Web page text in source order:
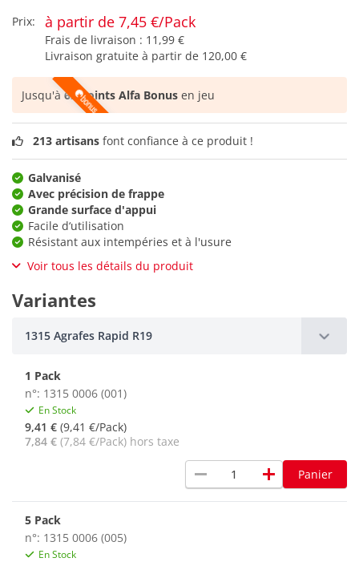
Prix:
à partir de 7,45 €/Pack
Frais de livraison : 11,99 €
Livraison gratuite à partir de 120,00 €
Jusqu'à62 points Alfa Bonus en jeu
213 artisans font confiance à ce produit !
Galvanisé
Avec précision de frappe
Grande surface d'appui
Facile d‘utilisation
Résistant aux intempéries et à l'usure
Voir tous les détails du produit
Variantes
1315 Agrafes Rapid R19
1 Pack
n°: 1315 0006 (001)
En Stock
9,41 € (9,41 €/Pack)
7,84 € (7,84 €/Pack) hors taxe
remove add Panier
5 Pack
n°: 1315 0006 (005)
En Stock